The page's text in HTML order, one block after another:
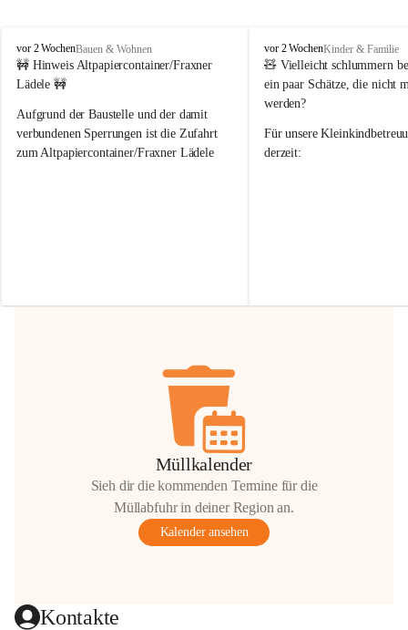
F
r
a
e
r
n
vor 2 WochenBauen & Wohnen
🚧 Hinweis Altpapiercontainer/Fraxner
Lädele 🚧
Aufgrund der Baustelle und der damit
verbundenen Sperrungen ist die Zufahrt
zum Altpapiercontainer/Fraxner Lädele
Hilfsbereitschaft!
F
r
a
x
r
n
vor 2 WochenKinder & Familie
🧸 Vielleicht schlummern
ein paar Schätze, die nicht
werden?
Für unsere
derzeit:
Müllkalender
Sieh dir die kommenden Termine für die
Müllabfuhr in deiner Region an.
Kalender ansehen
Kontakte